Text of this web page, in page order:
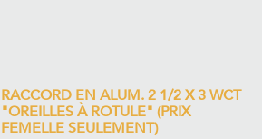
RACCORD EN ALUM. 2 1/2 X 3 WCT
"OREILLES À ROTULE" (PRIX
FEMELLE SEULEMENT)